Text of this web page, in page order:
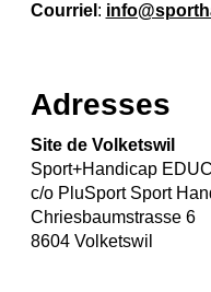
Courriel :
Adresses
Site de Volketswil
Sport+Handicap
c/o PluSport Sport
Chriesbaumstrasse 6
8604 Volketswil